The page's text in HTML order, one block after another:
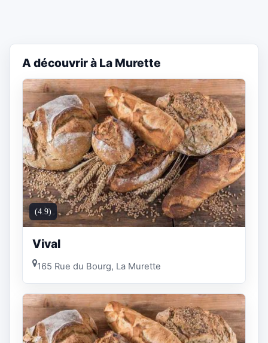
A découvrir à La Murette
(4.9)
Vival
165 Rue du Bourg, La Murette